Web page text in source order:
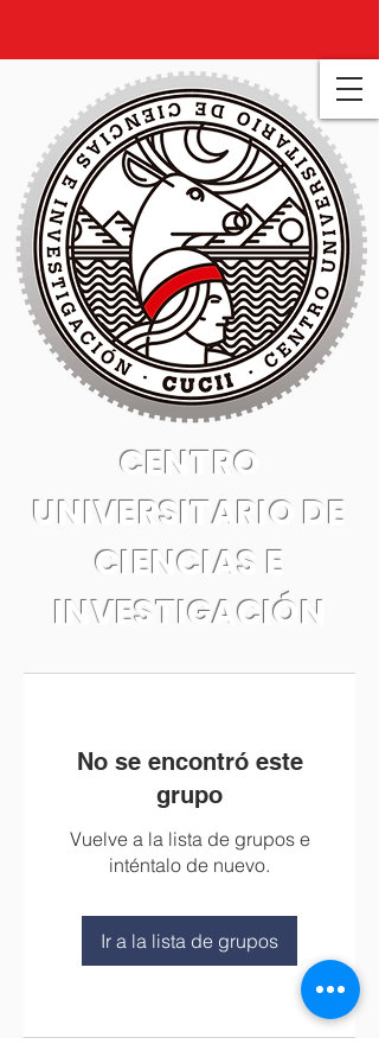
CENTRO
UNIVERSITARIO DE
CIENCIAS E
INVESTIGACIÓN
No se encontró este
grupo
Vuelve a la lista de grupos e
inténtalo de nuevo.
Ir a la lista de grupos